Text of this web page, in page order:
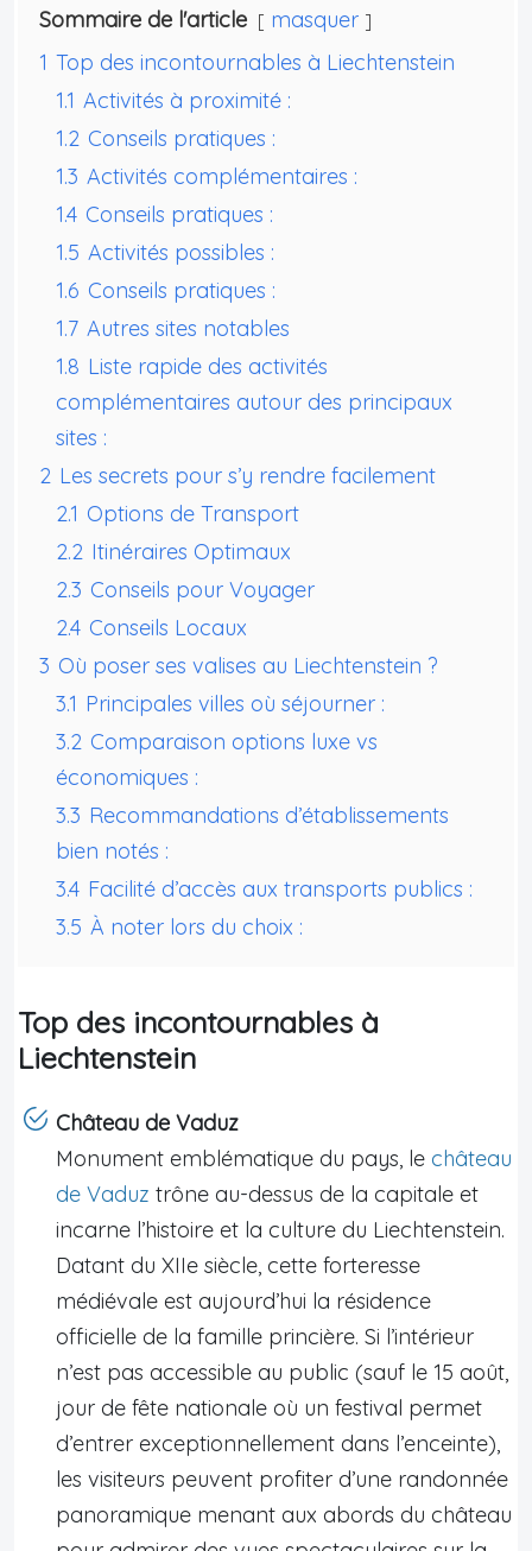
Sommaire de l'article
masquer
1 Top des incontournables à Liechtenstein
1.1 Activités à proximité :
1.2 Conseils pratiques :
1.3 Activités complémentaires :
1.4 Conseils pratiques :
1.5 Activités possibles :
1.6 Conseils pratiques :
1.7 Autres sites notables
1.8 Liste rapide des activités
complémentaires autour des principaux
sites :
2 Les secrets pour s’y rendre facilement
2.1 Options de Transport
2.2 Itinéraires Optimaux
2.3 Conseils pour Voyager
2.4 Conseils Locaux
3 Où poser ses valises au Liechtenstein ?
3.1 Principales villes où séjourner :
3.2 Comparaison options luxe vs
économiques :
3.3 Recommandations d’établissements
bien notés :
3.4 Facilité d’accès aux transports publics :
3.5 À noter lors du choix :
Top des incontournables à
Liechtenstein
Château de Vaduz
Monument emblématique du pays, le château
de Vaduz trône au-dessus de la capitale et
incarne l’histoire et la culture du Liechtenstein.
Datant du XIIe siècle, cette forteresse
médiévale est aujourd’hui la résidence
officielle de la famille princière. Si l’intérieur
n’est pas accessible au public (sauf le 15 août,
jour de fête nationale où un festival permet
d’entrer exceptionnellement dans l’enceinte),
les visiteurs peuvent profiter d’une randonnée
panoramique menant aux abords du château